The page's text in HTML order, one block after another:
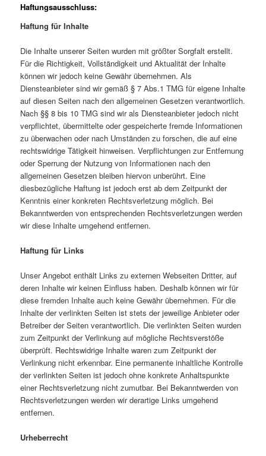
Haftungsausschluss:
Haftung für Inhalte
Die Inhalte unserer Seiten wurden mit größter Sorgfalt erstellt.
Für die Richtigkeit, Vollständigkeit und Aktualität der Inhalte
können wir jedoch keine Gewähr übernehmen. Als
Diensteanbieter sind wir gemäß § 7 Abs.1 TMG für eigene Inhalte
auf diesen Seiten nach den allgemeinen Gesetzen verantwortlich.
Nach §§ 8 bis 10 TMG sind wir als Diensteanbieter jedoch nicht
verpflichtet, übermittelte oder gespeicherte fremde Informationen
zu überwachen oder nach Umständen zu forschen, die auf eine
rechtswidrige Tätigkeit hinweisen. Verpflichtungen zur Entfernung
oder Sperrung der Nutzung von Informationen nach den
allgemeinen Gesetzen bleiben hiervon unberührt. Eine
diesbezügliche Haftung ist jedoch erst ab dem Zeitpunkt der
Kenntnis einer konkreten Rechtsverletzung möglich. Bei
Bekanntwerden von entsprechenden Rechtsverletzungen werden
wir diese Inhalte umgehend entfernen.
Haftung für Links
Unser Angebot enthält Links zu externen Webseiten Dritter, auf
deren Inhalte wir keinen Einfluss haben. Deshalb können wir für
diese fremden Inhalte auch keine Gewähr übernehmen. Für die
Inhalte der verlinkten Seiten ist stets der jeweilige Anbieter oder
Betreiber der Seiten verantwortlich. Die verlinkten Seiten wurden
zum Zeitpunkt der Verlinkung auf mögliche Rechtsverstöße
überprüft. Rechtswidrige Inhalte waren zum Zeitpunkt der
Verlinkung nicht erkennbar. Eine permanente inhaltliche Kontrolle
der verlinkten Seiten ist jedoch ohne konkrete Anhaltspunkte
einer Rechtsverletzung nicht zumutbar. Bei Bekanntwerden von
Rechtsverletzungen werden wir derartige Links umgehend
entfernen.
Urheberrecht